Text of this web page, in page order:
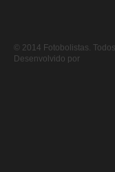
© 2014 Fotobolistas.
Desenvolvido por